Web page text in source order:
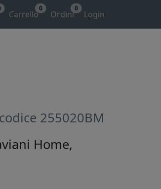
Carrello
0
Ordini
0
Login
255020BM
Home,